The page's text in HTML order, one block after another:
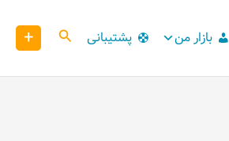
بازار من پشتیبانی کاوش +